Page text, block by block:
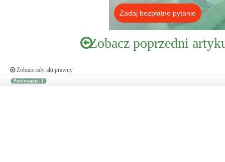
Zadaj bezpłatne pytanie
Zobacz poprzedni
Zobacz cały akt prawny
Porównania: 1